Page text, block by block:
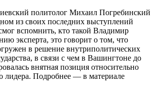
политолог Михаил Погребинский
из своих последних выступлений
вспомнить, кто такой Владимир
эксперта, это говорит о том, что
в решение внутриполитических
в связи с чем в Вашингтоне до
внятная позиция относительно
лидера. Подробнее — в материале